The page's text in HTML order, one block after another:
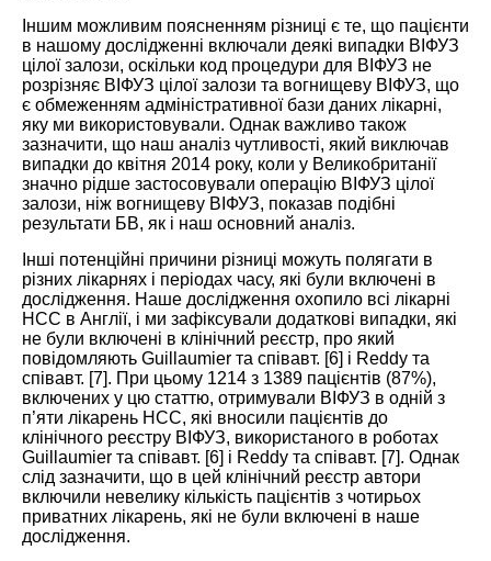
Іншим можливим поясненням різниці є те, що пацієнти
в нашому дослідженні включали деякі випадки ВІФУЗ
цілої залози, оскільки код процедури для ВІФУЗ не
розрізняє ВІФУЗ цілої залози та вогнищеву ВІФУЗ, що
є обмеженням адміністративної бази даних лікарні,
яку ми використовували. Однак важливо також
зазначити, що наш аналіз чутливості, який виключав
випадки до квітня 2014 року, коли у Великобританії
значно рідше застосовували операцію ВІФУЗ цілої
залози, ніж вогнищеву ВІФУЗ, показав подібні
результати БВ, як і наш основний аналіз.
Інші потенційні причини різниці можуть полягати в
різних лікарнях і періодах часу, які були включені в
дослідження. Наше дослідження охопило всі лікарні
НСС в Англії, і ми зафіксували додаткові випадки, які
не були включені в клінічний реєстр, про який
повідомляють Guillaumier та співавт. [6] і Reddy та
співавт. [7]. При цьому 1214 з 1389 пацієнтів (87%),
включених у цю статтю, отримували ВІФУЗ в одній з
п’яти лікарень НСС, які вносили пацієнтів до
клінічного реєстру ВІФУЗ, використаного в роботах
Guillaumier та співавт. [6] і Reddy та співавт. [7]. Однак
слід зазначити, що в цей клінічний реєстр автори
включили невелику кількість пацієнтів з чотирьох
приватних лікарень, які не були включені в наше
дослідження.